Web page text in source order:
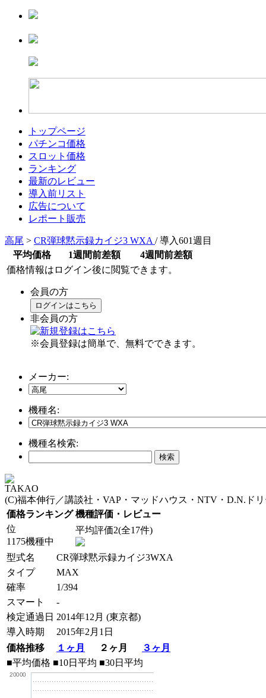
トップページ
パチンコ価格
スロット価格
ランキング
最新のレビュー
導入前リスト
広告について
レポート販売
高尾 > CR弾球黙示録カイジ3 WXA / 導入601週目
平均価格
1週間前差額
4週間前差額
価格情報はログイン後に閲覧できます。
会員の方
ログインはこちら
非会員の方
※会員登録は簡単で、無料でできます。
メーカー:
機種名:
機種名検索:
TAKAO
(C)福本伸行／講談社・VAP・マッドハウス・NTV・D.N.ド
価格ランキング 機種評価・レビュー
位
1175機種中
平均評価2(全17件)
型式名
CR弾球黙示録カイジ3WXA
タイプ
MAX
確率
1/394
スマート
-
検定通過日 2014年12月 (東京都)
導入時期
2015年2月1日
価格推移
１ヶ月 ２ヶ月
３ヶ月
■平均価格 ■10日平均 ■30日平均
20000